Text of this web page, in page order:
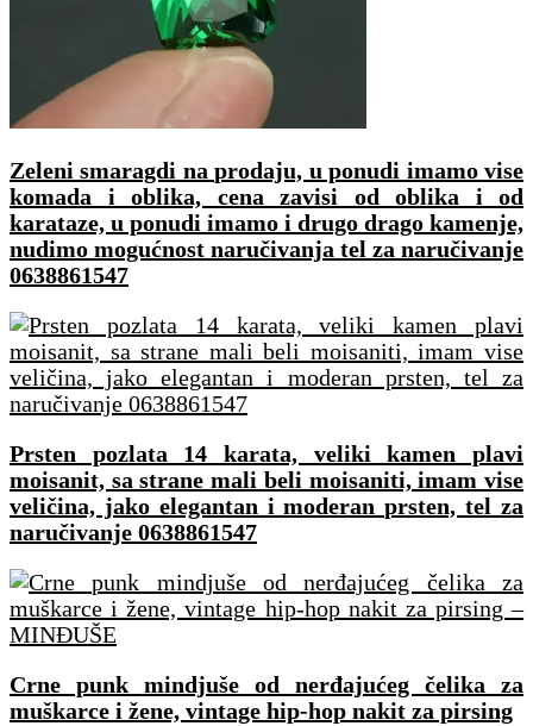
Zeleni smaragdi na prodaju, u ponudi imamo vise
komada i oblika, cena zavisi od oblika i od
karataze, u ponudi imamo i drugo drago kamenje,
nudimo mogućnost naručivanja tel za naručivanje
0638861547
Prsten pozlata 14 karata, veliki kamen plavi
moisanit, sa strane mali beli moisaniti, imam vise
veličina, jako elegantan i moderan prsten, tel za
naručivanje 0638861547
Crne punk mindjuše od nerđajućeg čelika za
muškarce i žene, vintage hip-hop nakit za pirsing